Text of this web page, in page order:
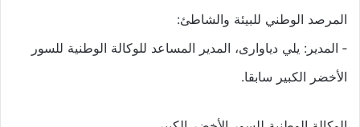
المرصد الوطني للبيئة والشاطئ:
‐ المدير: يلي دياوارى، المدير المساعد للوكالة الوطنية للسور
الأخضر الكبير سابقا.